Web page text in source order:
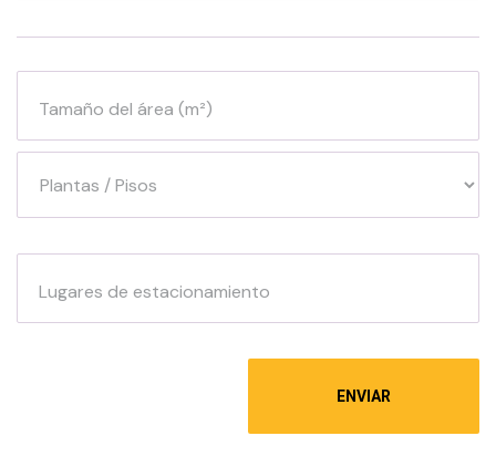
Tamaño del área (m²)
Lugares de estacionamiento